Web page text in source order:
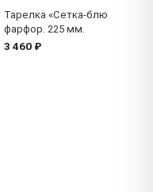
Тарелка «Сетка-блюз 2»
фарфор. 225 мм.
3 460 ₽